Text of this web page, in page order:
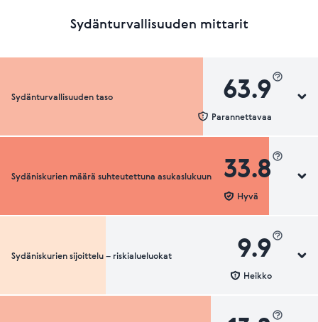
Sydänturvallisuuden mittarit
Sydänturvallisuuden taso 63.9
Parannettavaa
Sydänturvallisuuden luokka
Sydäniskurien määrä suhteutettuna asukaslukuun 33.8
Hyvä
Sydäniskurien määrä suhteutettuna asukaslukuun
Sydäniskurien sijoittelu – riskialueluokat 9.9
Heikko